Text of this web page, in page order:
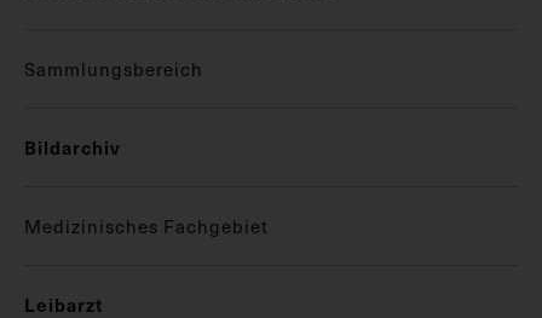
Sammlungsbereich
Bildarchiv
Medizinisches Fachgebiet
Leibarzt